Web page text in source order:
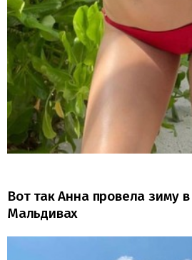
Вот так Анна провела зиму
Мальдивах